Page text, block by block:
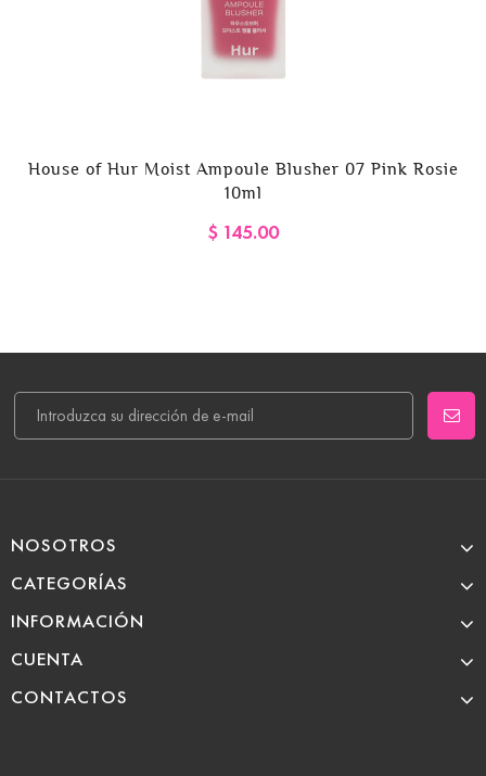
House of Hur Moist Ampoule Blusher 07 Pink Rosie
10ml
$ 145.00
NOSOTROS
CATEGORÍAS
INFORMACIÓN
CUENTA
CONTACTOS